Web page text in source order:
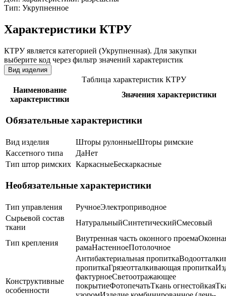
Тип: Укрупненное
Характеристики КТРУ
КТРУ является категорией (Укрупненная). Для закупки
выберите код через фильтр значений характеристик
Вид изделия
Таблица характеристик КТРУ
Наименование
характеристики
Значения характеристики
Обязательные характеристики
Вид изделия Шторы рулонныеШторы римские
Кассетного типа
ДаНет
Тип штор римских КаркасныеБескаркасные
Необязательные характеристики
Тип управления РучноеЭлектроприводное
Сырьевой состав
ткани
НатуральныйСинтетическийСмесовый
Тип крепления
Внутренная часть оконного проема
рамаНастенноеПотолочное
Конструктивные
особенности
Антибактериальная пропитка
пропиткаГрязеотталкивающая пропитка
фактурноеСветоотражающее
покрытиеФотопечатьТкань огнестойкая